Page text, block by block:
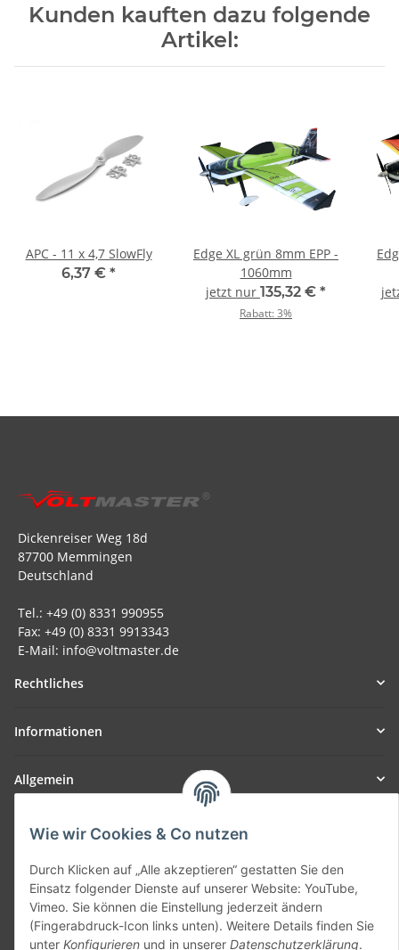
Wie wir Cookies & Co nutzen
Durch Klicken auf „Alle akzeptieren“ gestatten Sie den
Einsatz folgender Dienste auf unserer Website: YouTube,
Vimeo. Sie können die Einstellung jederzeit ändern
(Fingerabdruck-Icon links unten). Weitere Details finden Sie
unter Konfigurieren und in unserer Datenschutzerklärung.
Kunden kauften dazu folgende
Artikel:
APC - 11 x 4,7 SlowFly
6,37 € *
Edge XL grün 8mm EPP -
1060mm
jetzt nur 135,32 € *
Rabatt:3%
Dickenreiser Weg 18d
87700 Memmingen
Deutschland
Tel.: +49 (0) 8331 990955
Fax: +49 (0) 8331 9913343
E-Mail: info@voltmaster.de
Rechtliches
Informationen
Allgemein
Teil unseres Netzwerks:
SmoliTec - Safety. Simplified. Worldwide. ( B2B Shop )
Vertrag widerrufen